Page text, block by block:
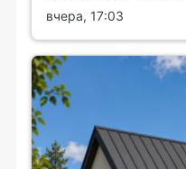
вчера, 17:03